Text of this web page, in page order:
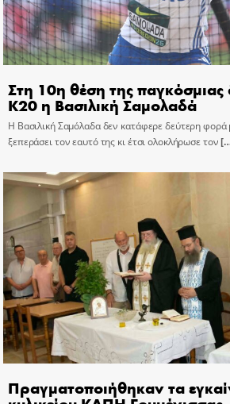
Στη 10η θέση της παγκόσμιας
Κ20 η Βασιλική Σαμολαδά
Η Βασιλική Σαμόλαδα δεν κατάφερε δεύτερη
ξεπεράσει τον εαυτό της κι έτσι ολοκλήρωσε τον
Πραγματοποιήθηκαν τα